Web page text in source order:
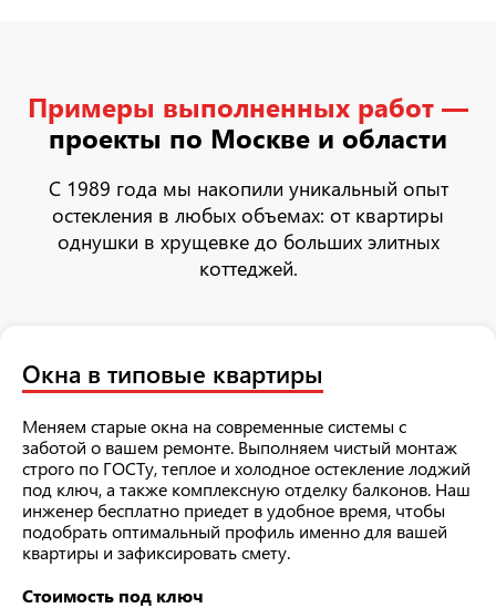
Примеры выполненных работ —
проекты по Москве и области
С 1989 года мы накопили уникальный опыт
остекления в любых объемах: от квартиры
однушки в хрущевке до больших элитных
коттеджей.
Окна в типовые квартиры
Меняем старые окна на современные системы с
заботой о вашем ремонте. Выполняем чистый монтаж
строго по ГОСТу, теплое и холодное остекление лоджий
под ключ, а также комплексную отделку балконов. Наш
инженер бесплатно приедет в удобное время, чтобы
подобрать оптимальный профиль именно для вашей
квартиры и зафиксировать смету.
Стоимость под ключ